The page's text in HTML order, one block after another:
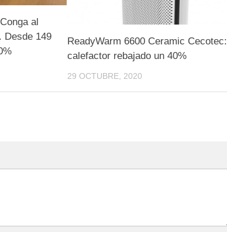
al
Desde 149
ReadyWarm 6600 Ceramic Cecotec:
calefactor rebajado un 40%
29 OCTUBRE, 2020